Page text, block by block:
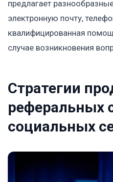
предлагает
электронную почту,
квалифицированная
случае возникновения
Стратегии
реферальных
социальных